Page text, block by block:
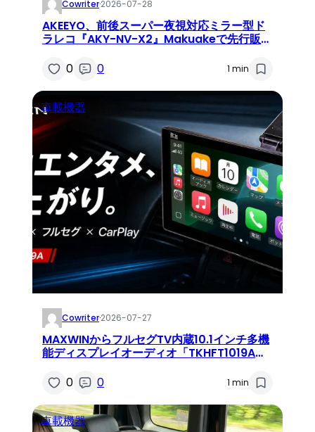
Cowriter·2026-07-28
AKEEYO、前後スーパー夜視対応ミラー型ド
ラレコ『AKY-NV-X2』Makuakeで先行販売
0
0 1 min
車載機器
Cowriter·2026-07-27
MAXWINからフルセグTV内蔵10.1インチ多機
能ディスプレイオーディオ「TKHFT1019A」
0
0 1 min
車載機器